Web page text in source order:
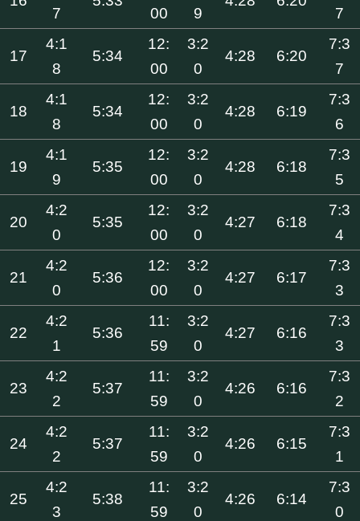
7 00 9 7
17
4:1
8
5:34
12:
00
3:2
0
4:28 6:20
7:3
7
18
4:1
8
5:34
12:
00
3:2
0
4:28 6:19
7:3
6
19
4:1
9
5:35
12:
00
3:2
0
4:28 6:18
7:3
5
20
4:2
0
5:35
12:
00
3:2
0
4:27 6:18
7:3
4
21
4:2
0
5:36
12:
00
3:2
0
4:27 6:17
7:3
3
22
4:2
1
5:36
11:
59
3:2
0
4:27 6:16
7:3
3
23
4:2
2
5:37
11:
59
3:2
0
4:26 6:16
7:3
2
24
4:2
2
5:37
11:
59
3:2
0
4:26 6:15
7:3
1
25
4:2
3
5:38
11:
59
3:2
0
4:26 6:14
7:3
0